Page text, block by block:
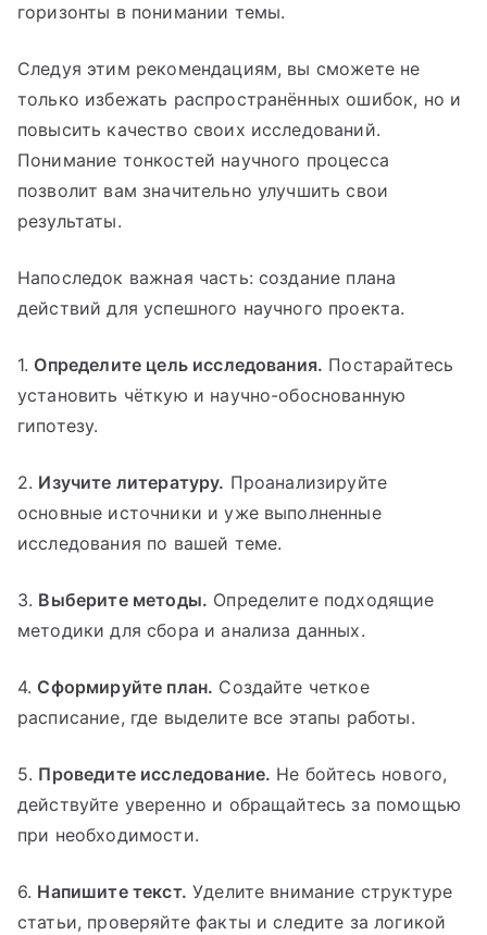
горизонты в понимании темы.
Следуя этим рекомендациям, вы сможете не
только избежать распространённых ошибок, но и
повысить качество своих исследований.
Понимание тонкостей научного процесса
позволит вам значительно улучшить свои
результаты.
Напоследок важная часть: создание плана
действий для успешного научного проекта.
1. Определите цель исследования. Постарайтесь
установить чёткую и научно-обоснованную
гипотезу.
2. Изучите литературу. Проанализируйте
основные источники и уже выполненные
исследования по вашей теме.
3. Выберите методы. Определите подходящие
методики для сбора и анализа данных.
4. Сформируйте план. Создайте четкое
расписание, где выделите все этапы работы.
5. Проведите исследование. Не бойтесь нового,
действуйте уверенно и обращайтесь за помощью
при необходимости.
6. Напишите текст. Уделите внимание структуре
статьи, проверяйте факты и следите за логикой